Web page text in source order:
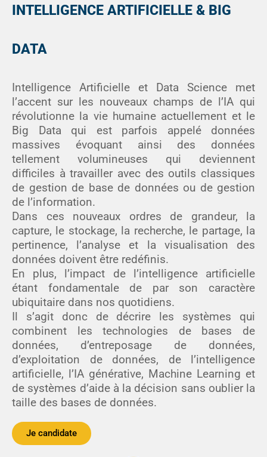
INTELLIGENCE ARTIFICIELLE & BIG
DATA
Intelligence Artificielle et Data Science met
l’accent sur les nouveaux champs de l’IA qui
révolutionne la vie humaine actuellement et le
Big Data qui est parfois appelé données
massives évoquant ainsi des données
tellement volumineuses qui deviennent
difficiles à travailler avec des outils classiques
de gestion de base de données ou de gestion
de l’information.
Dans ces nouveaux ordres de grandeur, la
capture, le stockage, la recherche, le partage, la
pertinence, l’analyse et la visualisation des
données doivent être redéfinis.
En plus, l’impact de l’intelligence artificielle
étant fondamentale de par son caractère
ubiquitaire dans nos quotidiens.
Il s’agit donc de décrire les systèmes qui
combinent les technologies de bases de
données, d’entreposage de données,
d’exploitation de données, de l’intelligence
artificielle, l’IA générative, Machine Learning et
de systèmes d’aide à la décision sans oublier la
taille des bases de données.
Je candidate